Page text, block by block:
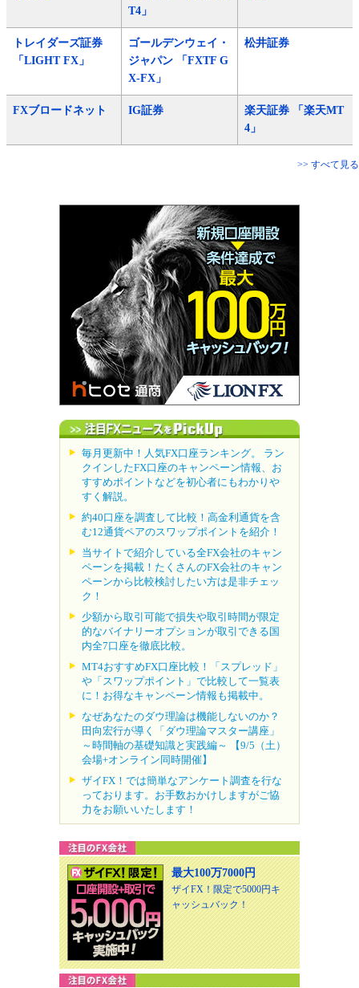
T4」
トレイダーズ証券
「LIGHT FX」
ゴールデンウェイ・
ジャパン 「FXTF G
X-FX」
松井証券
FXブロードネット IG証券
楽天証券 「楽天MT
4」
>> すべて見る
毎月更新中！人気FX口座ランキング。 ラン
クインしたFX口座のキャンペーン情報、お
すすめポイントなどを初心者にもわかりや
すく解説。
約40口座を調査して比較！高金利通貨を含
む12通貨ペアのスワップポイントを紹介！
当サイトで紹介している全FX会社のキャン
ペーンを掲載！たくさんのFX会社のキャン
ペーンから比較検討したい方は是非チェッ
ク！
少額から取引可能で損失や取引時間が限定
的なバイナリーオプションが取引できる国
内全7口座を徹底比較。
MT4おすすめFX口座比較！「スプレッド」
や「スワップポイント」で比較して一覧表
に！お得なキャンペーン情報も掲載中。
なぜあなたのダウ理論は機能しないのか？
田向宏行が導く「ダウ理論マスター講座」
～時間軸の基礎知識と実践編～ 【9/5（土）
会場+オンライン同時開催】
ザイFX！では簡単なアンケート調査を行な
っております。お手数おかけしますがご協
力をお願いいたします！
最大100万7000円
ザイFX！限定で5000円キ
ャッシュバック！